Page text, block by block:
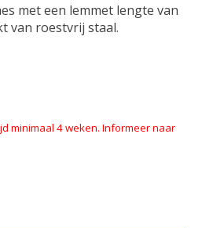
met een lemmet lengte van
van roestvrij staal.
is
minimaal 4 weken. Informeer naar